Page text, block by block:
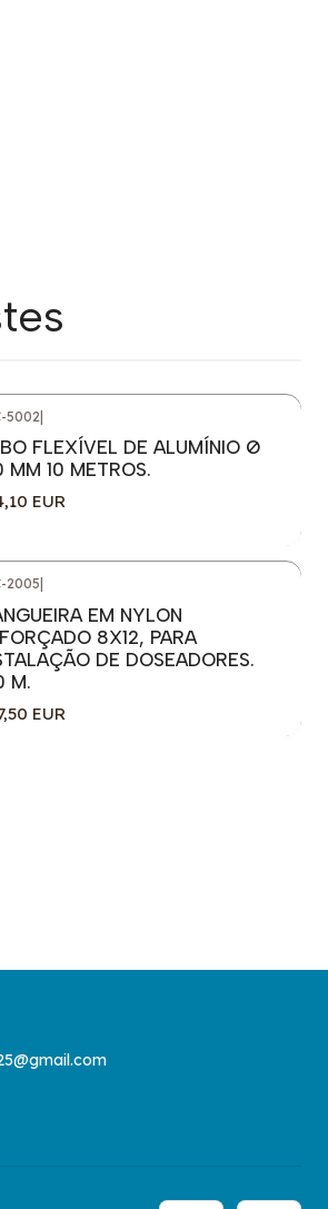
5002
FLEXÍVEL DE ALUMÍNIO Ø
MM 10 METROS.
EUR
2005
EM NYLON
8X12, PARA
DE DOSEADORES.
M.
EUR